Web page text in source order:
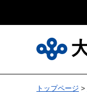
トップページ >